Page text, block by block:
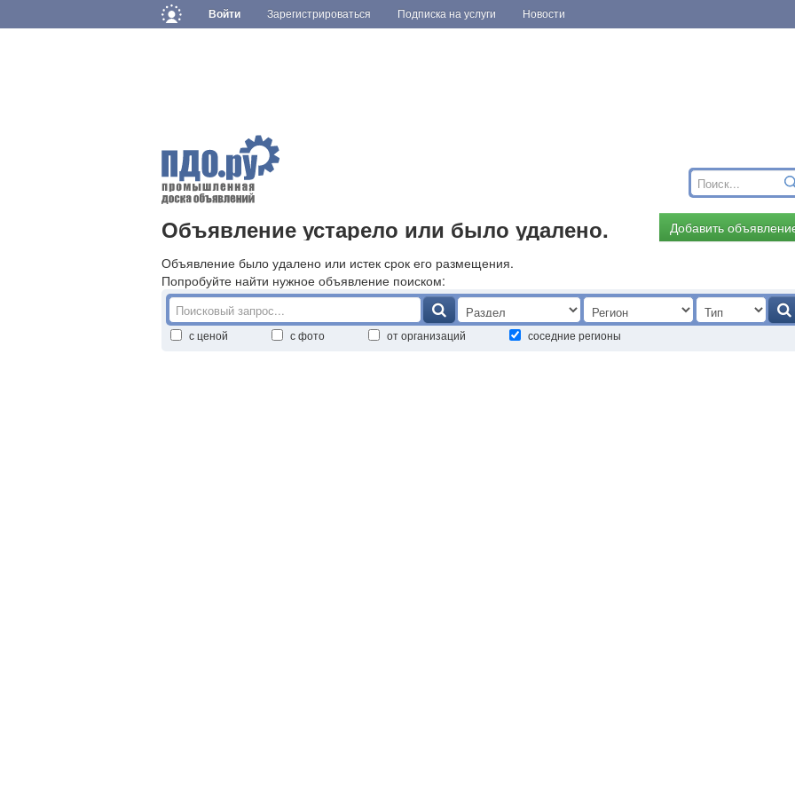
Войти Зарегистрироваться Подписка на услуги Новости
Объявление устарело или было удалено.
Добавить
Объявление было удалено или истек срок его размещения.
Попробуйте найти нужное объявление поиском:
с ценой с фото от организаций соседние регионы